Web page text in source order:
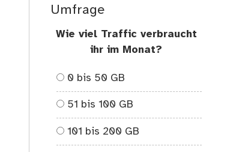
Umfrage
Wie viel Traffic verbraucht
ihr im Monat?
0 bis 50 GB
51 bis 100 GB
101 bis 200 GB